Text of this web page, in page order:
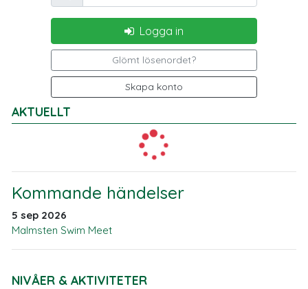
AKTUELLT
Kommande händelser
5 sep 2026
Malmsten Swim Meet
Logga in
Glömt lösenordet?
Skapa konto
NIVÅER & AKTIVITETER